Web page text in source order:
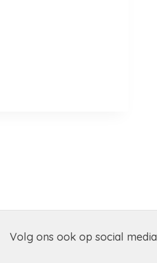
Volg ons ook op social media